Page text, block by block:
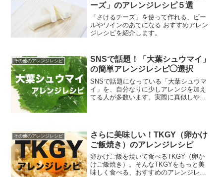
ーズ」のアレンジレシピ５選
「さけるチーズ」を使って作れる、ビー
ルやワインのあてになる おすすめアレン
ジレシピを紹介します。
その他のアレンジレシピ
SNSで話題！「大葉シュウマイ」
の簡単アレンジレシピ◯選択
SNSで話題になっている「大葉シュウマ
イ」を、自分なりに少しアレンジを加え
てる人が多数います。実際に真似しやす
その他のアレンジレシピ
さらに美味しい！TKGY（卵かけ
ご飯焼き）のアレンジレシピ
卵かけご飯を焼いて食べるTKGY（卵か
けご飯焼き）。そんなTKGYをもっと美
味しく食べる、おすすめのアレンジレシ